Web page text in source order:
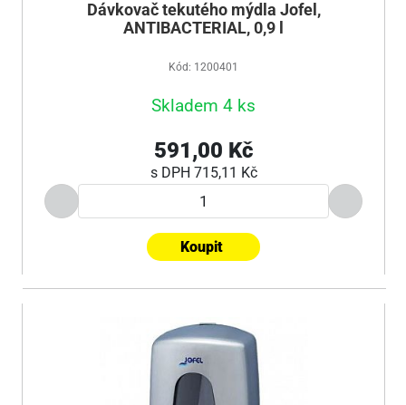
Dávkovač tekutého mýdla Jofel,
ANTIBACTERIAL, 0,9 l
Kód: 1200401
Skladem 4 ks
591,00 Kč
s DPH 715,11 Kč
Koupit